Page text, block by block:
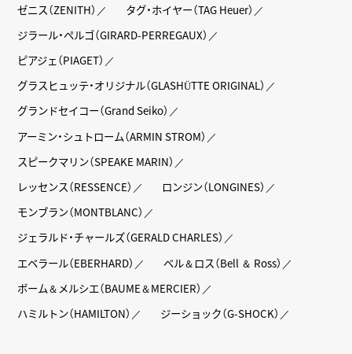
ゼニス（ZENITH）
タグ・ホイヤー（TAG Heuer）
ジラール・ペルゴ（GIRARD-PERREGAUX）
ピアジェ（PIAGET）
グラスヒュッテ・オリジナル（GLASHÜTTE ORIGINAL）
グランドセイコー（Grand Seiko）
アーミン・シュトローム（ARMIN STROM）
スピークマリン（SPEAKE MARIN）
レッセンス（RESSENCE）
ロンジン（LONGINES）
モンブラン（MONTBLANC）
ジェラルド・チャールズ（GERALD CHARLES）
エベラール（EBERHARD）
ベル＆ロス（Bell ＆ Ross）
ボーム＆メルシエ（BAUME＆MERCIER）
ハミルトン（HAMILTON）
ジーショック（G-SHOCK）